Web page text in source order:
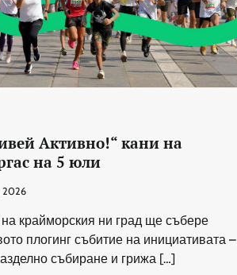
Активно!“ кани на
на 5 юли
2026
крайморския ни град ще събере
плогинг събитие на инициативата –
събиране и грижа […]